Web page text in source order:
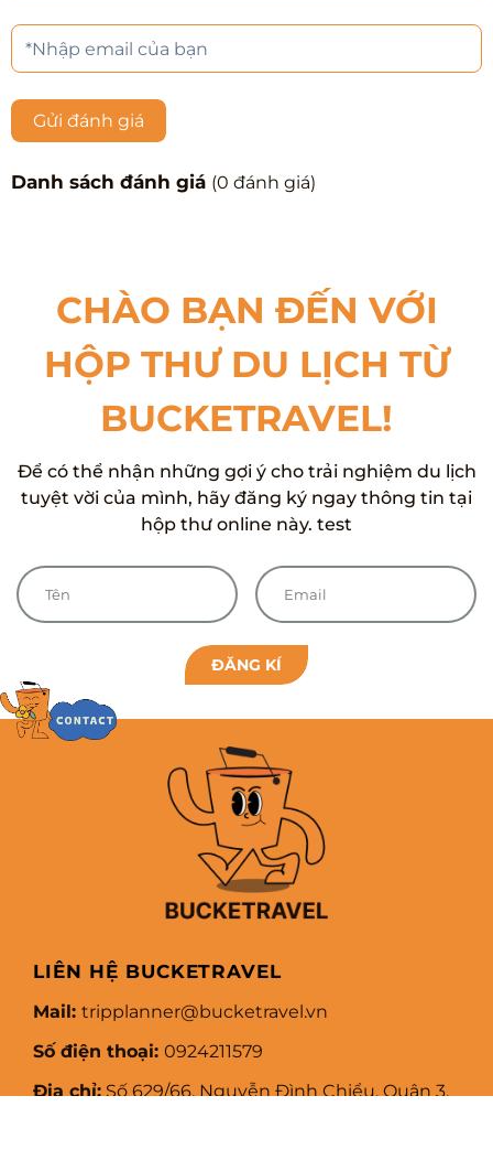
Gửi đánh giá
Danh sách đánh giá (0 đánh giá)
CHÀO BẠN ĐẾN VỚI
HỘP THƯ DU LỊCH TỪ
BUCKETRAVEL!
Để có thể nhận những gợi ý cho trải nghiệm du lịch
tuyệt vời của mình, hãy đăng ký ngay thông tin tại
hộp thư online này. test
ĐĂNG KÍ
LIÊN HỆ BUCKETRAVEL
Mail: tripplanner@bucketravel.vn
Số điện thoại: 0924211579
Địa chỉ: Số 629/66, Nguyễn Đình Chiểu, Quận 3,